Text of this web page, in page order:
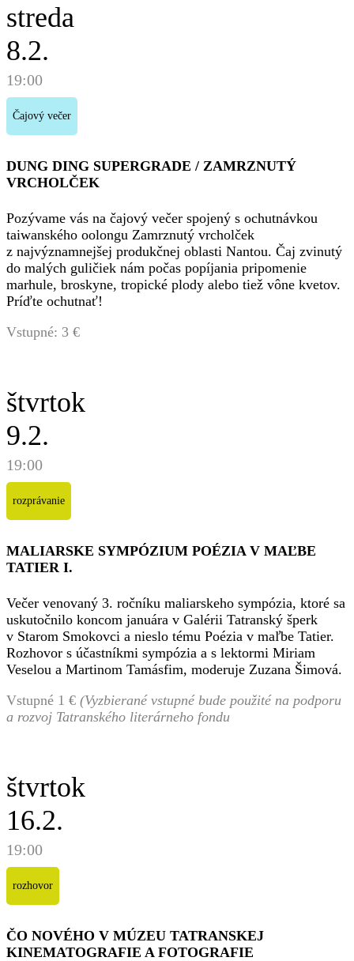
streda
8.2.
19:00
Čajový večer
DUNG DING SUPERGRADE / ZAMRZNUTÝ
VRCHOLČEK
Pozývame vás na čajový večer spojený s ochutnávkou
taiwanského oolongu Zamrznutý vrcholček
z najvýznamnejšej produkčnej oblasti Nantou. Čaj zvinutý
do malých guličiek nám počas popíjania pripomenie
marhule, broskyne, tropické plody alebo tiež vône kvetov.
Príďte ochutnať!
Vstupné: 3 €
štvrtok
9.2.
19:00
rozprávanie
MALIARSKE SYMPÓZIUM POÉZIA V MAĽBE
TATIER I.
Večer venovaný 3. ročníku maliarskeho sympózia, ktoré sa
uskutočnilo koncom januára v Galérii Tatranský šperk
v Starom Smokovci a nieslo tému Poézia v maľbe Tatier.
Rozhovor s účastníkmi sympózia a s lektormi Miriam
Veselou a Martinom Tamásfim, moderuje Zuzana Šimová.
Vstupné 1 € (Vyzbierané vstupné bude použité na podporu
a rozvoj Tatranského literárneho fondu
štvrtok
16.2.
19:00
rozhovor
ČO NOVÉHO V MÚZEU TATRANSKEJ
KINEMATOGRAFIE A FOTOGRAFIE